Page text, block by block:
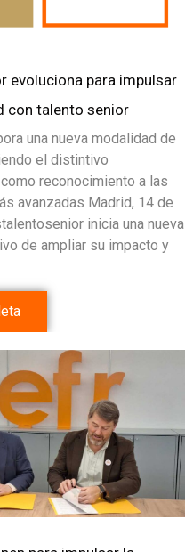
evoluciona para impulsar
con talento senior
una nueva modalidad de
el distintivo
reconocimiento a las
avanzadas Madrid, 14 de
inicia una nueva
de ampliar su impacto y